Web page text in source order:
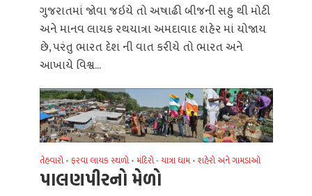
ગુજરાતમાં જોવા જઇયે તો અષાઢી બીજની સહુ થી મોટી
અને માનવ લાયક રથયાત્રા અમદાવાદ શહેર માં યોજાય
છે, પરંતુ ભારત દેશ ની વાત કરીયે તો ભારત અને
આખાયે વિશ્વ...
તેહવારો • ફરવા લાયક સ્થળો • મંદિરો - યાત્રા ધામ • શહેરો અને ગામડાઓ
પાલણપીરનો મેળો